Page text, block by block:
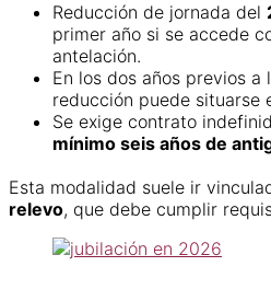
Reducción de jornada del
primer año si se accede
antelación.
En los dos años previos
reducción puede situarse
Se exige contrato
mínimo seis años de
Esta modalidad suele ir
relevo, que debe cumplir